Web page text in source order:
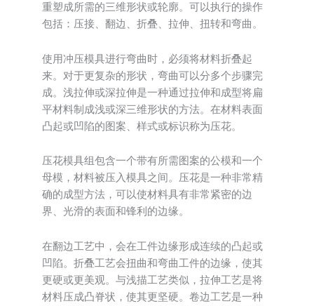
重塑成所需的三维形状或轮廓。可以执行的操作
包括：压接、翻边、折叠、拉伸、扭转和弯曲。
使用冲压模具进行弯曲时，必须将材料折叠起
来。对于更复杂的形状，弯曲可以分多个步骤完
成。浅拉伸或深拉伸是一种通过拉伸和成型将扁
平材料制成浅或深三维形状的方法。在材料表面
凸起或凹陷的图案、样式或标识称为压花。
压花模具组包含一个带有所需图案的公模和一个
母模，材料被压入模具之间。压花是一种非常精
确的成型方法，可以使材料具有非常紧密的边
界、光滑的表面和锋利的边缘。
在翻边工艺中，会在工件边缘形成连续的凸起或
凹陷。折叠工艺会扭曲和弯曲工件的边缘，使其
更硬或更美观。与浅描工艺类似，拉伸工艺是将
材料压成凸脊状，使其更坚硬。卷边工艺是一种